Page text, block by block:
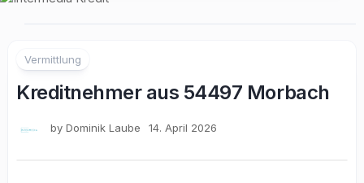
Vermittlung
Kreditnehmer aus 54497 Morbach
by Dominik Laube 14. April 2026